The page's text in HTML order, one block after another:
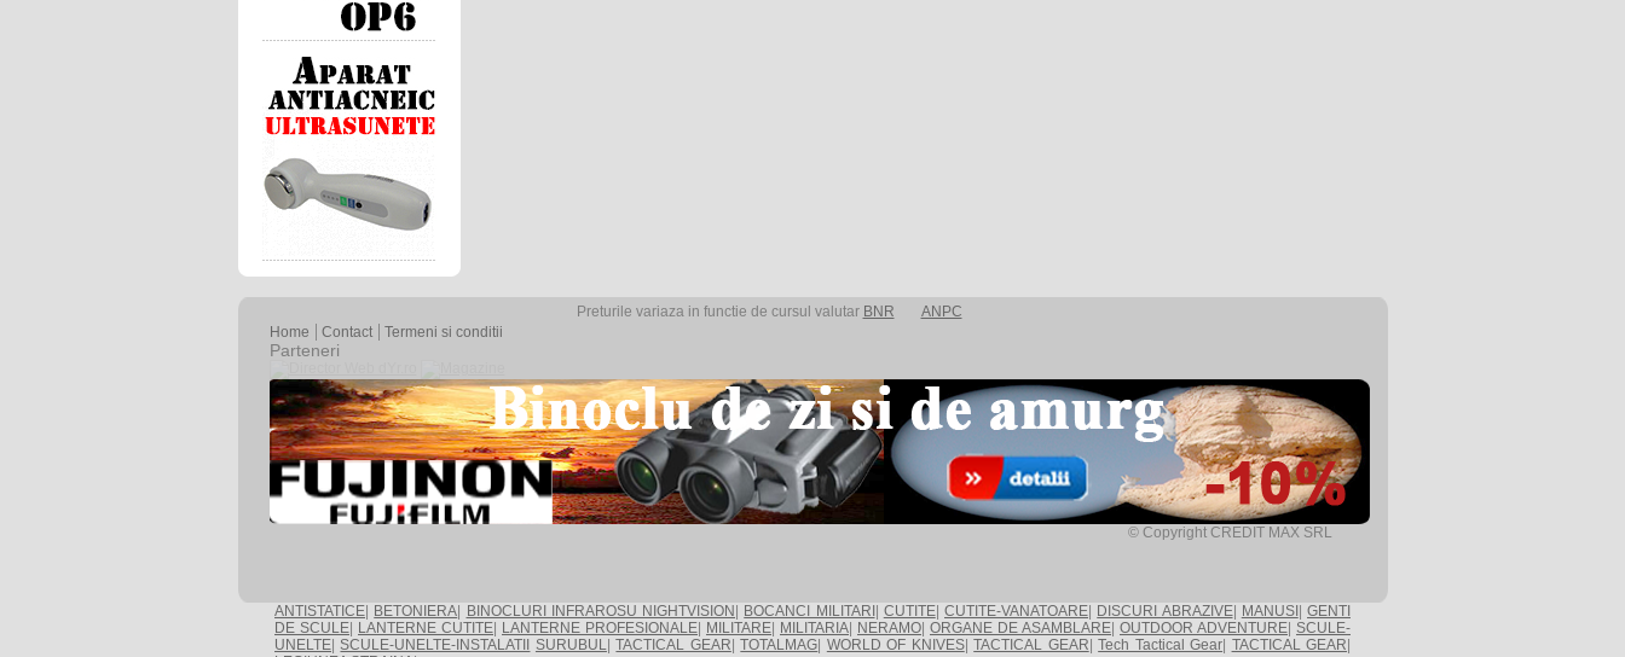
Preturile variaza in functie de cursul valutar BNR
ANPC
Home
Contact Termeni si conditii
Parteneri
© Copyright CREDIT MAX SRL
ANTISTATICE BETONIERA BINOCLURI INFRAROSU NIGHTVISION BOCANCI MILITARI CUTITE| CUTITE-VANATOARE DISCURI ABRAZIVE| MANUSI
GENTI
DE SCULE
LANTERNE CUTITE LANTERNE PROFESIONALE MILITARE MILITARIA NERAMO ORGANE DE ASAMBLARE OUTDOOR ADVENTURE SCULE-
UNELTE SCULE-UNELTE-INSTALATII SURUBUL|TACTICAL GEAR |TOTALMAG WORLD OF KNIVES|TACTICAL GEAR |Tech Tactical Gear TACTICAL GEAR